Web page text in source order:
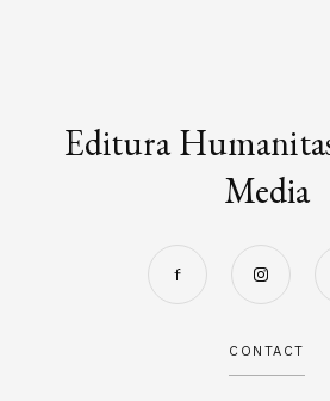
Editura
Media
CONTACT